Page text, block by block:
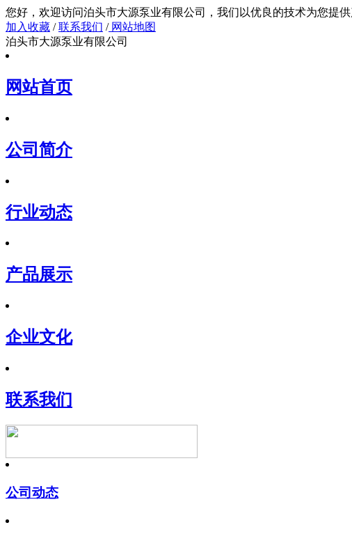
您好，欢迎访问泊头市大源泵业有限公司，我们以优良的
加入收藏 /联系我们 /网站地图
泊头市大源泵业有限公司
网站首页
公司简介
行业动态
产品展示
企业文化
联系我们
公司动态